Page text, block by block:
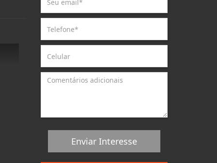
Enviar Interesse